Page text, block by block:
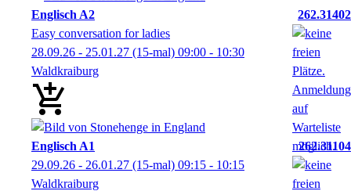
Englisch A2
262.31402
Easy conversation for ladies
28.09.26 - 25.01.27 (15-mal) 09:00 - 10:30
Waldkraiburg
Englisch A1
262.31104
29.09.26 - 26.01.27 (15-mal) 09:15 - 10:15
Waldkraiburg